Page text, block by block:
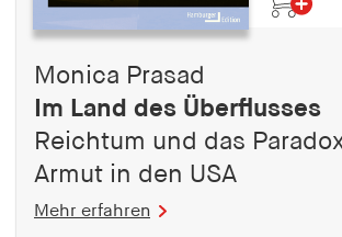
Monica Prasad
Im Land des Überflusses
Reichtum und das
Armut in den USA
Mehr erfahren